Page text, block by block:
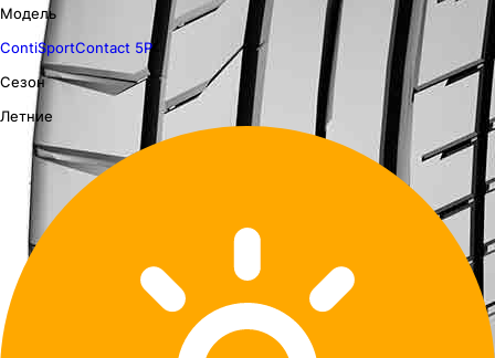
Модель
ContiSportContact 5P
Сезон
Летние